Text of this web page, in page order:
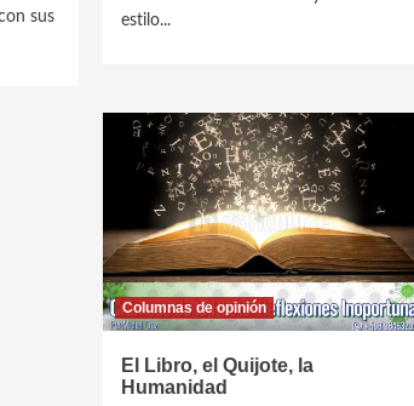
sus
estilo...
Columnas de opinión
El Libro, el Quijote, la
Humanidad